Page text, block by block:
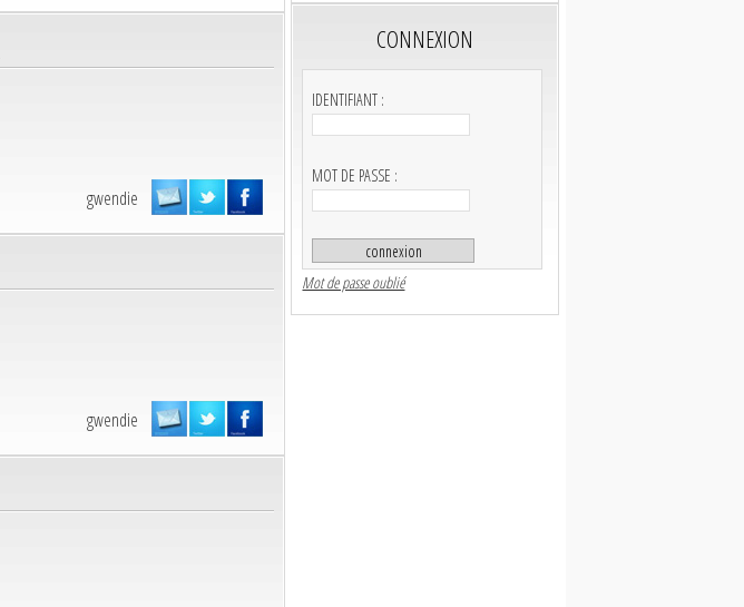
gwendie
gwendie
CONNEXION
IDENTIFIANT :
MOT DE PASSE :
Mot de passe oublié